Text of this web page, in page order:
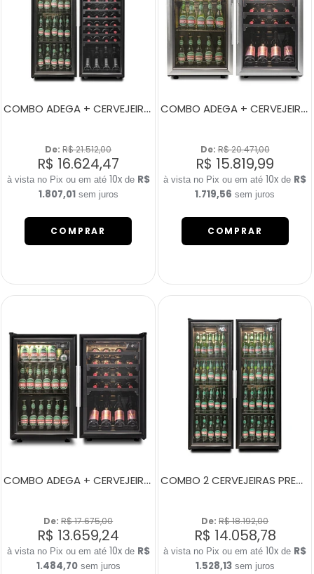
COMBO ADEGA + CERVEJEIRA 200 LITROS
De: R$ 21.512,00
R$ 16.624,47
10xde R$
1.807,01sem juros
COMPRAR
COMBO ADEGA + CERVEJEIRA 100 LITROS SMART
De: R$ 20.471,00
R$ 15.819,99
10x de R$
1.719,56 sem juros
COMPRAR
COMBO ADEGA + CERVEJEIRA 100 LITROS
De: R$ 17.675,00
R$ 13.659,24
10xde R$
1.484,70sem juros
COMBO 2 CERVEJEIRAS PREMIUM ARTICO CV200
De: R$ 18.192,00
R$ 14.058,78
10x de R$
1.528,13sem juros